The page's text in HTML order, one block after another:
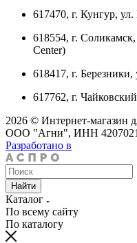
617470, г. Кунгур,
618554, г.
Center)
618417, г.
617762, г.
2026 © Интернет-магазин
ООО "Агни", ИНН
Разработано в
Найти
Каталог
По всему сайту
По каталогу